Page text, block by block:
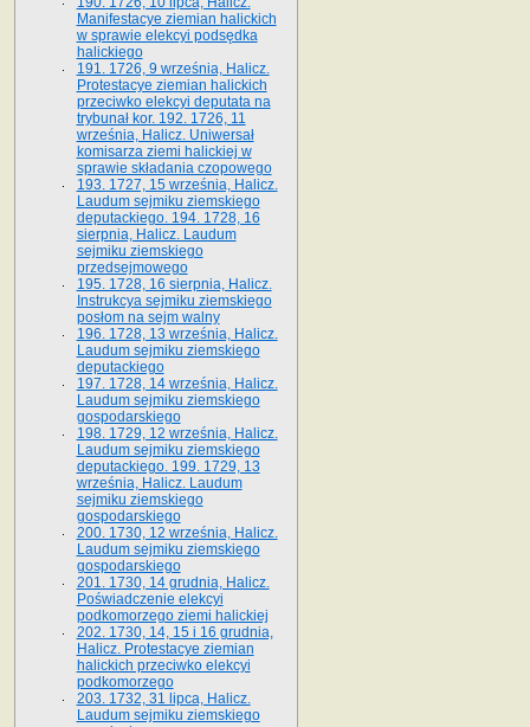
Manifestacye ziemian halickich
w sprawie elekcyi podsędka
halickiego
191. 1726, 9 września, Halicz.
Protestacye ziemian halickich
przeciwko elekcyi deputata na
trybunał kor. 192. 1726, 11
września, Halicz. Uniwersał
komisarza ziemi halickiej w
sprawie składania czopowego
193. 1727, 15 września, Halicz.
Laudum sejmiku ziemskiego
deputackiego. 194. 1728, 16
sierpnia, Halicz. Laudum
sejmiku ziemskiego
przedsejmowego
195. 1728, 16 sierpnia, Halicz.
Instrukcya sejmiku ziemskiego
posłom na sejm walny
196. 1728, 13 września, Halicz.
Laudum sejmiku ziemskiego
deputackiego
197. 1728, 14 września, Halicz.
Laudum sejmiku ziemskiego
gospodarskiego
198. 1729, 12 września, Halicz.
Laudum sejmiku ziemskiego
deputackiego. 199. 1729, 13
września, Halicz. Laudum
sejmiku ziemskiego
gospodarskiego
200. 1730, 12 września, Halicz.
Laudum sejmiku ziemskiego
gospodarskiego
201. 1730, 14 grudnia, Halicz.
Poświadczenie elekcyi
podkomorzego ziemi halickiej
202. 1730, 14, 15 i 16 grudnia,
Halicz. Protestacye ziemian
halickich przeciwko elekcyi
podkomorzego
203. 1732, 31 lipca, Halicz.
Laudum sejmiku ziemskiego